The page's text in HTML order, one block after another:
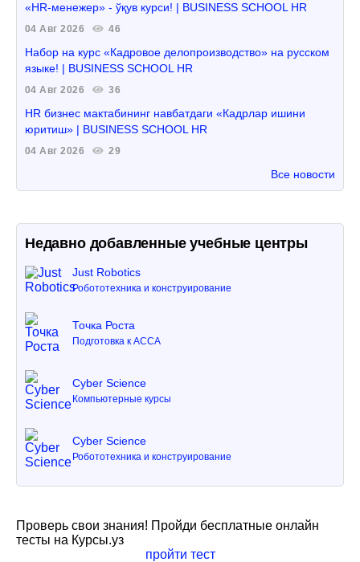
«HR-менежер» - ўқув курси! | BUSINESS SCHOOL HR
04 Авг 2026 46
Набор на курс «Кадровое делопроизводство» на русском
языке! | BUSINESS SCHOOL HR
04 Авг 2026 36
HR бизнес мактабининг навбатдаги «Кадрлар ишини
юритиш» | BUSINESS SCHOOL HR
04 Авг 2026 29
Все новости
Недавно добавленные учебные центры
Just Robotics
Робототехника и конструирование
Точка Роста
Подготовка к ACCA
Cyber Science
Компьютерные курсы
Cyber Science
Робототехника и конструирование
Проверь свои знания! Пройди бесплатные онлайн
тесты на Курсы.уз
пройти тест